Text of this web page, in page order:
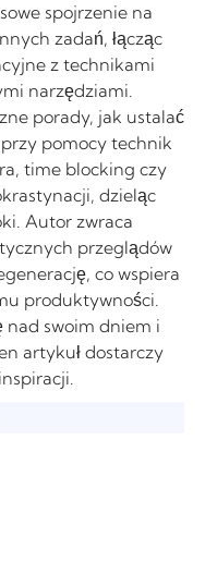
spojrzenie na
zadań, łącząc
z technikami
narzędziami.
porady, jak ustalać
pomocy technik
time blocking czy
dzieląc
Autor zwraca
przeglądów
co wspiera
produktywności.
nad swoim dniem i
artykuł dostarczy